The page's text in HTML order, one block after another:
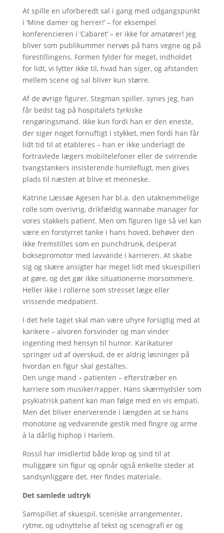
At spille en uforberedt sal i gang med udgangspunkt
i ’Mine damer og herrer!’ – for eksempel
konferencieren i ’Cabaret’ – er ikke for amatører! Jeg
bliver som publikummer nervøs på hans vegne og på
forestillingens. Formen fylder for meget, indholdet
for lidt, vi lytter ikke til, hvad han siger, og afstanden
mellem scene og sal bliver kun større.
Af de øvrige figurer, Stegman spiller, synes jeg, han
får bedst tag på hospitalets tyrkiske
rengøringsmand. Ikke kun fordi han er den eneste,
der siger noget fornuftigt i stykket, men fordi han får
lidt tid til at etableres – han er ikke underlagt de
fortravlede lægers mobiltelefoner eller de svirrende
tvangstankers insisterende humleflugt, men gives
plads til næsten at blive et menneske.
Katrine Læssøe Agesen har bl.a. den utaknemmelige
rolle som overivrig, drikfældig wannabe manager for
vores stakkels patient. Men om figuren lige så vel kan
være en forstyrret tanke i hans hoved, behøver den
ikke fremstilles som en punchdrunk, desperat
boksepromotor med lavvande i karrieren. At skabe
sig og skære ansigter har meget lidt med skuespilleri
at gøre, og det gør ikke situationerne morsommere.
Heller ikke i rollerne som stresset læge eller
vrissende medpatient.
I det hele taget skal man være uhyre forsigtig med at
karikere – alvoren forsvinder og man vinder
ingenting med hensyn til humor. Karikaturer
springer ud af overskud, de er aldrig løsninger på
hvordan en figur skal gestaltes.
Den unge mand – patienten – efterstræber en
karriere som musiker/rapper. Hans skærmydsler som
psykiatrisk patient kan man følge med en vis empati.
Men det bliver enerverende i længden at se hans
monotone og vedvarende gestik med fingre og arme
à la dårlig hiphop i Harlem.
Rossil har imidlertid både krop og sind til at
muliggøre sin figur og opnår også enkelte steder at
sandsynliggøre det. Her findes materiale.
Det samlede udtryk
Samspillet af skuespil, sceniske arrangementer,
rytme, og udnyttelse af tekst og scenografi er og